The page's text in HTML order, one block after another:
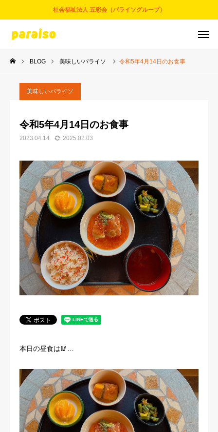
社会福祉法人 五彩会（パライソグループ）
BLOG 美味しいパライソ 令和5年4月14日のお食事
美味しいパライソ
令和5年4月14日のお食事
2023.04.14 2025.02.03
本日の昼食は🥢…
お問合せ サービスについて
アクセス
事業とサービス
お知らせ
パライソブログ
スタッフ紹介
法人概要